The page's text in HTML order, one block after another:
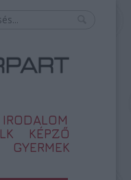
IRODALOM
KÉPZŐ
GYERMEK